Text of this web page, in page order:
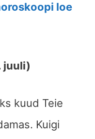
loe
juuli)
kuud Teie
Kuigi